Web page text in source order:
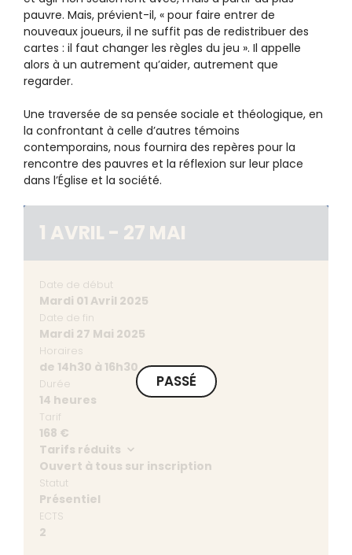
pauvre. Mais, prévient-il, « pour faire entrer de
nouveaux joueurs, il ne suffit pas de redistribuer des
cartes : il faut changer les règles du jeu ». Il appelle
alors à un autrement qu’aider, autrement que
regarder.
Une traversée de sa pensée sociale et théologique, en
la confrontant à celle d’autres témoins
contemporains, nous fournira des repères pour la
rencontre des pauvres et la réflexion sur leur place
dans l’Église et la société.
1 AVRIL - 27 MAI
PASSÉ
Date de début
Mardi 01 Avril 2025
Date de fin
Mardi 27 Mai 2025
Horaires
de 14h30 à 16h30
Durée
14 heures
Tarif
168 €
Tarifs réduits
Ouvert à tous sur inscription
Statut
Présentiel
ECTS
2